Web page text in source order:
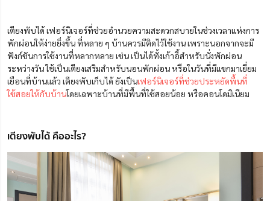
เตียงพับได้ เฟอร์นิเจอร์ที่ช่วยอำนวยความสะดวกสบายในช่วงเวลาแห่งการ
พักผ่อนให้ง่ายยิ่งขึ้น ที่หลาย ๆ บ้านควรมีติดไว้ใช้งาน เพราะนอกจากจะมี
ฟังก์ชันการใช้งานที่หลากหลาย เช่น เป็นได้ทั้งเก้าอี้สำหรับนั่งพักผ่อน
ระหว่างวัน ใช้เป็นเตียงเสริมสำหรับนอนพักผ่อน หรือในวันที่มีแขกมาเยี่ยม
เยือนที่บ้านแล้ว เตียงพับเก็บได้ ยังเป็นเฟอร์นิเจอร์ที่ช่วยประหยัดพื้นที่
ใช้สอยให้กับบ้านโดยเฉพาะบ้านที่มีพื้นที่ใช้สอยน้อย หรือคอนโดมิเนียม
เตียงพับได้ คืออะไร?